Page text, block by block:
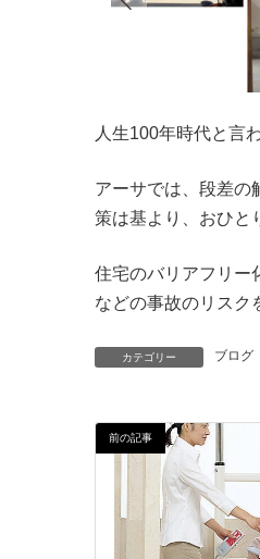
人生100年時代と言
アーサでは、段差の
策は基より、おひと
住宅のバリアフリー
などの事故のリスク
カテゴリー ブログ
前の記事